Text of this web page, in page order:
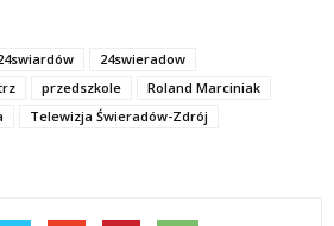
24swieradow
przedszkole
Roland Marciniak
Telewizja Świeradów-Zdrój